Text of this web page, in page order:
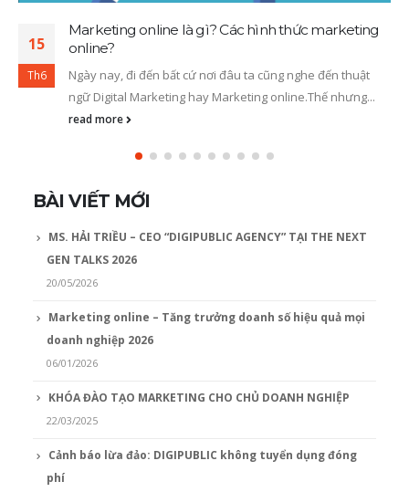
15
Th6
Marketing online là gì? Các hình thức marketing
online?
Ngày nay, đi đến bất cứ nơi đâu ta cũng nghe đến thuật
ngữ Digital Marketing hay Marketing online.Thế nhưng...
read more
BÀI VIẾT MỚI
MS. HẢI TRIỀU – CEO “DIGIPUBLIC AGENCY” TẠI THE NEXT
GEN TALKS 2026
20/05/2026
Marketing online – Tăng trưởng doanh số hiệu quả mọi
doanh nghiệp 2026
06/01/2026
KHÓA ĐÀO TẠO MARKETING CHO CHỦ DOANH NGHIỆP
22/03/2025
Cảnh báo lừa đảo: DIGIPUBLIC không tuyển dụng đóng
phí